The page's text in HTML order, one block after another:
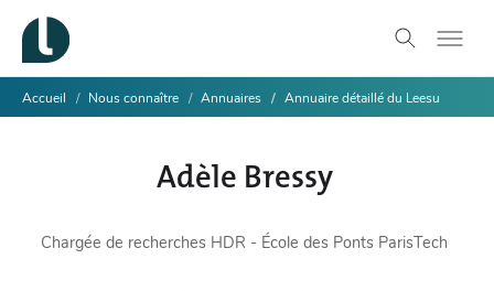
Accueil Nous connaître Annuaires Annuaire détaillé du Leesu
Adèle Bressy
Chargée de recherches HDR - École des Ponts ParisTech